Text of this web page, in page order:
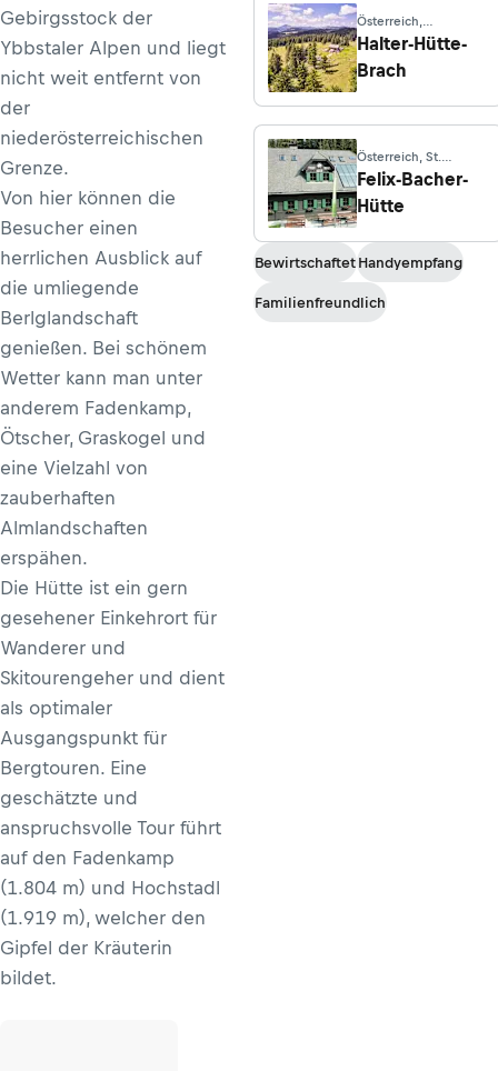
Gebirgsstock der
Ybbstaler Alpen und liegt
nicht weit entfernt von
der
niederösterreichischen
Grenze.
Von hier können die
Besucher einen
herrlichen Ausblick auf
die umliegende
Berlglandschaft
genießen. Bei schönem
Wetter kann man unter
anderem Fadenkamp,
Ötscher, Graskogel und
eine Vielzahl von
zauberhaften
Almlandschaften
erspähen.
Die Hütte ist ein gern
gesehener Einkehrort für
Wanderer und
Skitourengeher und dient
als optimaler
Ausgangspunkt für
Bergtouren. Eine
geschätzte und
anspruchsvolle Tour führt
auf den Fadenkamp
(1.804 m) und Hochstadl
(1.919 m), welcher den
Gipfel der Kräuterin
bildet.
Österreich,
Mitterbach
Halter-Hütte-
Brach
Österreich, St.
Kathrein am Offenegg
Felix-Bacher-
Hütte
Bewirtschaftet Handyempfang
Familienfreundlich